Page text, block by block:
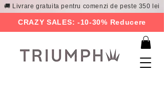
🚚 Livrare gratuita pentru comenzi de peste 350 lei
CRAZY SALES: -10-30% Reducere